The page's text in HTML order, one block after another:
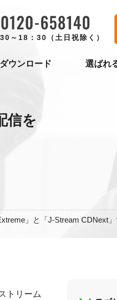
～18：30（土日祝除く）
ウンロード 選ばれ
信を
」と「J-Stream CDNext
トリーム